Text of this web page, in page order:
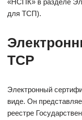
«НСПК» в разделе
для ТСП).
ТСР
Электронный
виде. Он
реестре